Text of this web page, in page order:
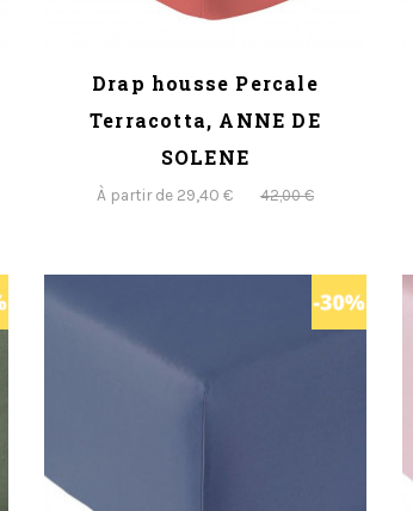
Drap housse Percale
Terracotta, ANNE DE
SOLENE
À partir de 29,40 € 42,00 €